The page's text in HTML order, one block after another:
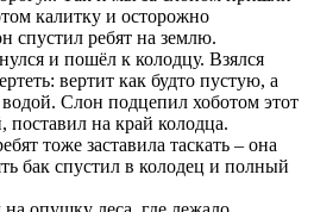
калитку и осторожно
спустил ребят на землю.
и пошёл к колодцу. Взялся
вертит как будто пустую, а
Слон подцепил хоботом этот
поставил на край колодца.
тоже заставила таскать – она
бак спустил в колодец и полный